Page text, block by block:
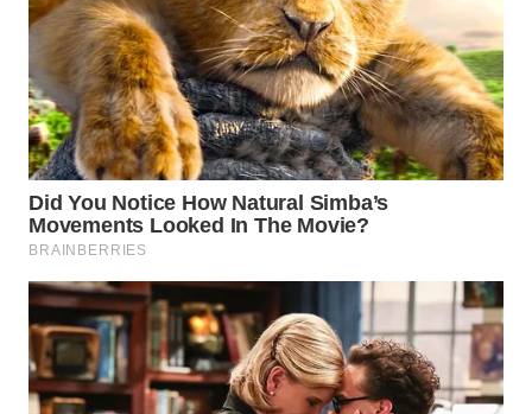
WN DELI
SERDANG
WN
TEBING
WN
PAKPAK
WN
KARAWANG